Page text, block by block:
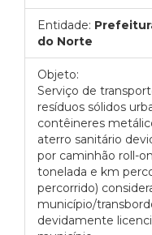
Entidade:
do Norte
Objeto:
Serviço de
resíduos sólidos
contêineres
aterro sanitário
por caminhão roll-
tonelada e km
percorrido)
município/
devidamente